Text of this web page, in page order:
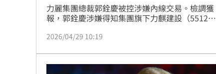
力麗集團總裁郭銓慶被控涉嫌內線交易。檢調獲
報，郭銓慶涉嫌得知集團旗下力麒建設（5512）
應募人，提前進場買股套利。台北地檢署28日指
建設董事長郭濟綱也被以證人身份傳喚到案。訊
後郭銓慶300萬元交保，限制出境出海及住居。
2026/04/29 10:19